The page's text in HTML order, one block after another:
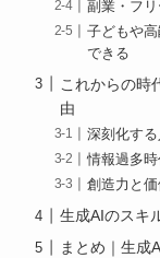
副業・フ
子どもや
できる
これからの時
由
深刻化す
情報過多時
創造力と
生成AIのスキ
まとめ｜生成